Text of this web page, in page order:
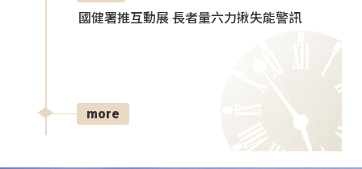
國健署推互動展 長者量六力揪失能警訊
more